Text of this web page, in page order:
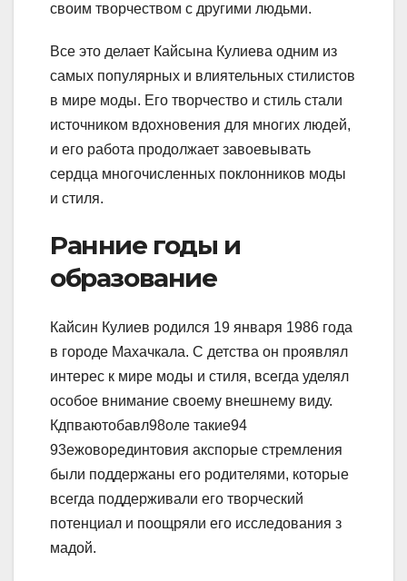
своим творчеством с другими людьми.
Все это делает Кайсына Кулиева одним из
самых популярных и влиятельных стилистов
в мире моды. Его творчество и стиль стали
источником вдохновения для многих людей,
и его работа продолжает завоевывать
сердца многочисленных поклонников моды
и стиля.
Ранние годы и
образование
Кайсин Кулиев родился 19 января 1986 года
в городе Махачкала. С детства он проявлял
интерес к мире моды и стиля, всегда уделял
особое внимание своему внешнему виду.
Кдпваютобавл98оле такие94
93ежоворединтовия акспорые стремления
были поддержаны его родителями, которые
всегда поддерживали его творческий
потенциал и поощряли его исследования з
мадой.